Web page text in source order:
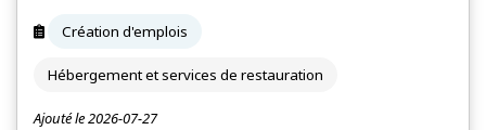
Création d'emplois
Hébergement et services de restauration
Ajouté le 2026-07-27